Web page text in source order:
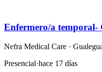
Enfermero/a
Nefra Medical Care ·
Presencial·hace 17 días